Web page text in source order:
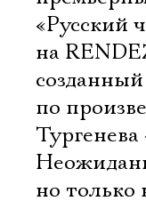
«Русский
на
созданный
по
но только